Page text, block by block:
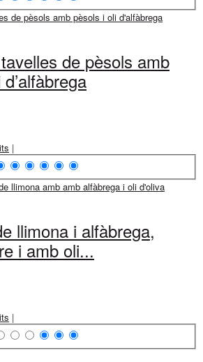
de pèsols amb
|
llimona i alfàbrega,
i amb oli...
|